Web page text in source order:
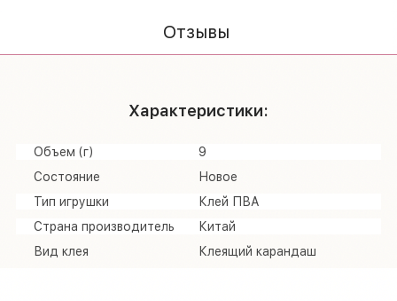
Отзывы
Характеристики:
Объем (г)
9
Состояние
Новое
Тип игрушки
Клей ПВА
Страна производитель
Китай
Вид клея
Клеящий карандаш